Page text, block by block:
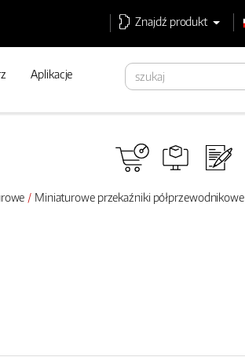
Znajdź produkt
Aplikacje
Miniaturowe przekaźniki półprzewodnikowe